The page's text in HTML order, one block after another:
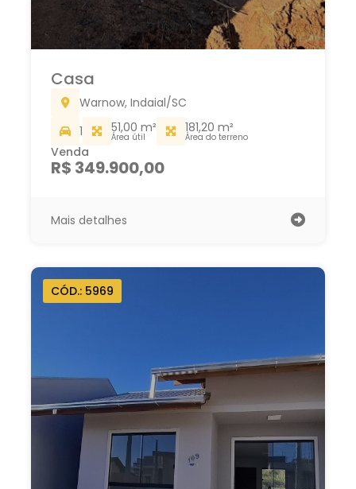
Casa
Warnow, Indaial/SC
1
51,00 m²
Área útil
181,20 m²
Área do terreno
Venda
R$ 349.900,00
Mais detalhes
CÓD.: 5969